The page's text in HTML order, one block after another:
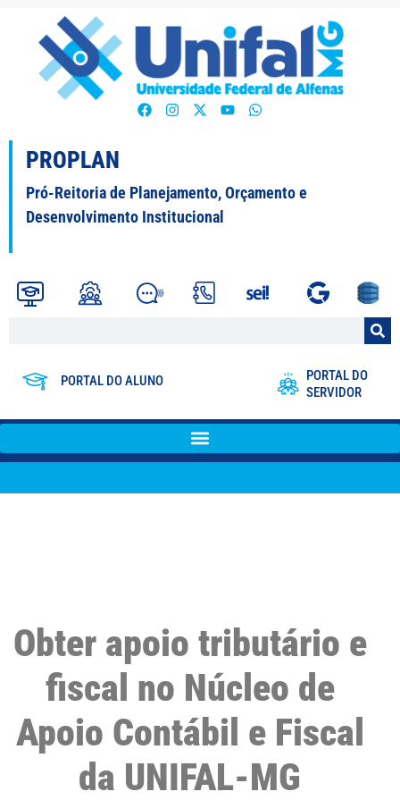
PROPLAN
Pró-Reitoria de Planejamento, Orçamento e
Desenvolvimento Institucional
PORTAL DO ALUNO
PORTAL DO
SERVIDOR
Obter apoio tributário e
fiscal no Núcleo de
Apoio Contábil e Fiscal
da UNIFAL-MG